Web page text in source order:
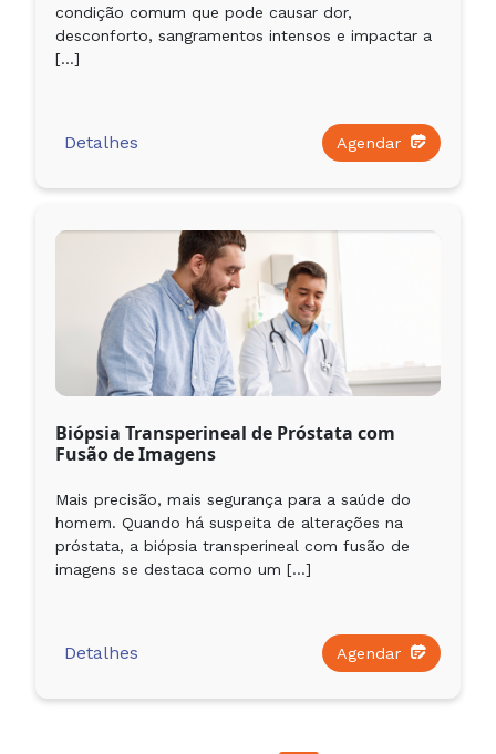
condição comum que pode causar dor,
desconforto, sangramentos intensos e impactar a
[…]
Detalhes Agendar
Biópsia Transperineal de Próstata com
Fusão de Imagens
Mais precisão, mais segurança para a saúde do
homem. Quando há suspeita de alterações na
próstata, a biópsia transperineal com fusão de
imagens se destaca como um […]
Detalhes Agendar